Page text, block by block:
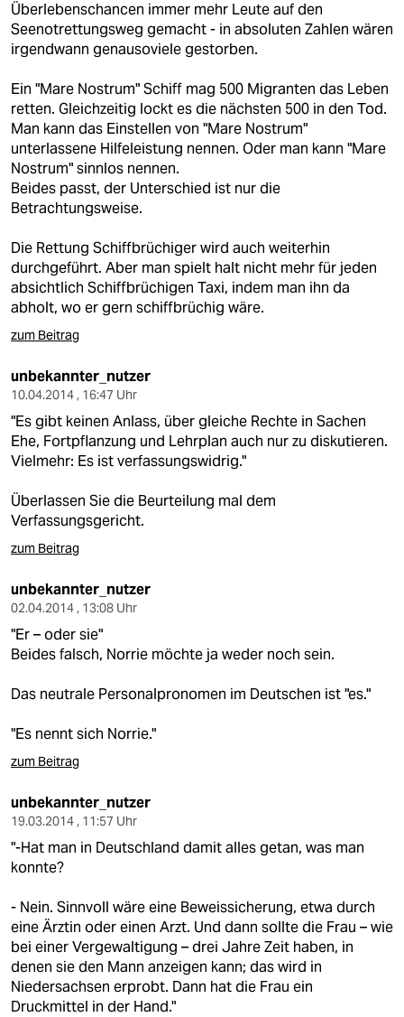
Überlebenschancen immer mehr Leute auf den
Seenotrettungsweg gemacht - in absoluten Zahlen wären
irgendwann genausoviele gestorben.
Ein "Mare Nostrum" Schiff mag 500 Migranten das Leben
retten. Gleichzeitig lockt es die nächsten 500 in den Tod.
Man kann das Einstellen von "Mare Nostrum"
unterlassene Hilfeleistung nennen. Oder man kann "Mare
Nostrum" sinnlos nennen.
Beides passt, der Unterschied ist nur die
Betrachtungsweise.
Die Rettung Schiffbrüchiger wird auch weiterhin
durchgeführt. Aber man spielt halt nicht mehr für jeden
absichtlich Schiffbrüchigen Taxi, indem man ihn da
abholt, wo er gern schiffbrüchig wäre.
zum Beitrag
unbekannter_nutzer
10.04.2014 , 16:47 Uhr
"Es gibt keinen Anlass, über gleiche Rechte in Sachen
Ehe, Fortpflanzung und Lehrplan auch nur zu diskutieren.
Vielmehr: Es ist verfassungswidrig."
Überlassen Sie die Beurteilung mal dem
Verfassungsgericht.
zum Beitrag
unbekannter_nutzer
02.04.2014 , 13:08 Uhr
"Er – oder sie"
Beides falsch, Norrie möchte ja weder noch sein.
Das neutrale Personalpronomen im Deutschen ist "es."
"Es nennt sich Norrie."
zum Beitrag
unbekannter_nutzer
19.03.2014 , 11:57 Uhr
"-Hat man in Deutschland damit alles getan, was man
konnte?
- Nein. Sinnvoll wäre eine Beweissicherung, etwa durch
eine Ärztin oder einen Arzt. Und dann sollte die Frau – wie
bei einer Vergewaltigung – drei Jahre Zeit haben, in
denen sie den Mann anzeigen kann; das wird in
Niedersachsen erprobt. Dann hat die Frau ein
Druckmittel in der Hand."